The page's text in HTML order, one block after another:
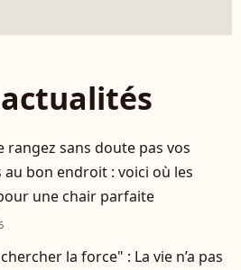
rangez sans doute pas vos
au bon endroit : voici où les
une chair parfaite
la force" : La vie n’a pas